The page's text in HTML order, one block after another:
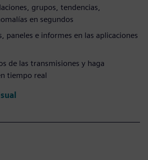
grupos, tendencias,
en segundos
paneles e informes en las aplicaciones
de las transmisiones y haga
tiempo real